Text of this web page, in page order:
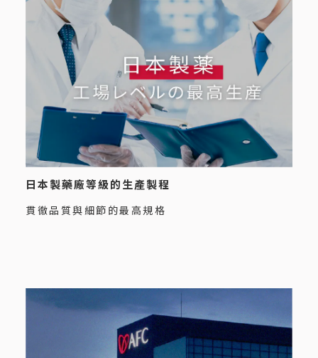
日本製藥廠等級的生產製程
貫徹品質與細節的最高規格